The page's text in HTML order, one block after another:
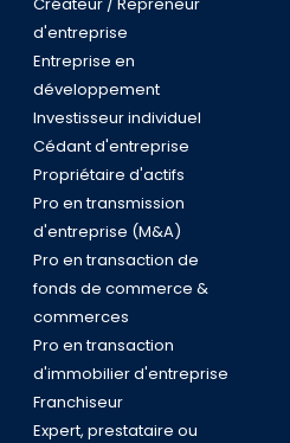
d'entreprise
Entreprise en
développement
Investisseur individuel
Cédant d'entreprise
Propriétaire d'actifs
Pro en transmission
d'entreprise (M&A)
Pro en transaction de
fonds de commerce &
commerces
Pro en transaction
d'immobilier d'entreprise
Franchiseur
Expert, prestataire ou